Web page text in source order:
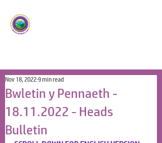
Bwletin y Pennaeth -
18.11.2022 - Heads
Bulletin
Nov 18, 20229 min read